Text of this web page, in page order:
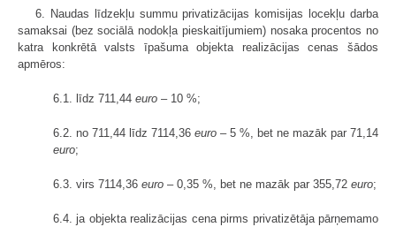
6. Naudas līdzekļu summu privatizācijas komisijas locekļu darba
samaksai (bez sociālā nodokļa pieskaitījumiem) nosaka procentos no
katra konkrētā valsts īpašuma objekta realizācijas cenas šādos
apmēros:
6.1. līdz 711,44 euro – 10 %;
6.2. no 711,44 līdz 7114,36 euro – 5 %, bet ne mazāk par 71,14
euro;
6.3. virs 7114,36 euro – 0,35 %, bet ne mazāk par 355,72 euro;
6.4. ja objekta realizācijas cena pirms privatizētāja pārņemamo